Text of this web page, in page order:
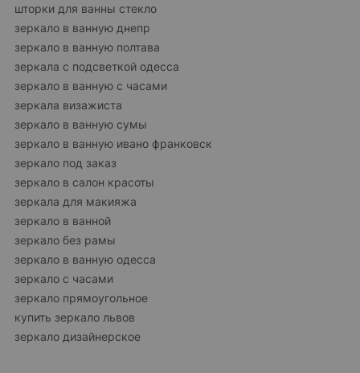
шторки для ванны стекло
зеркало в ванную днепр
зеркало в ванную полтава
зеркала с подсветкой одесса
зеркало в ванную с часами
зеркала визажиста
зеркало в ванную сумы
зеркало в ванную ивано франковск
зеркало под заказ
зеркало в салон красоты
зеркала для макияжа
зеркало в ванной
зеркало без рамы
зеркало в ванную одесса
зеркало с часами
зеркало прямоугольное
купить зеркало львов
зеркало дизайнерское